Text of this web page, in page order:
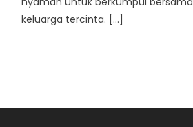
keluarga tercinta. […]